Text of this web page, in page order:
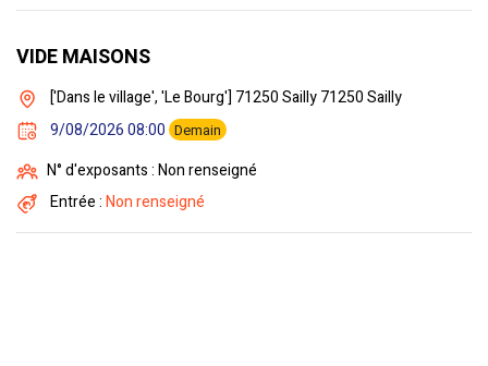
VIDE MAISONS
['Dans le village', 'Le Bourg'] 71250 Sailly 71250 Sailly
9/08/2026 08:00 Demain
N° d'exposants : Non renseigné
Entrée :Non renseigné